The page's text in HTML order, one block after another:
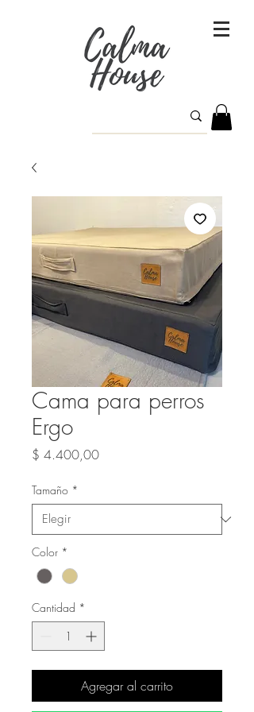
Cama para perros
Ergo
$ 4.400,00Precio
Tamaño *
Color *
Cantidad *
Agregar al carrito